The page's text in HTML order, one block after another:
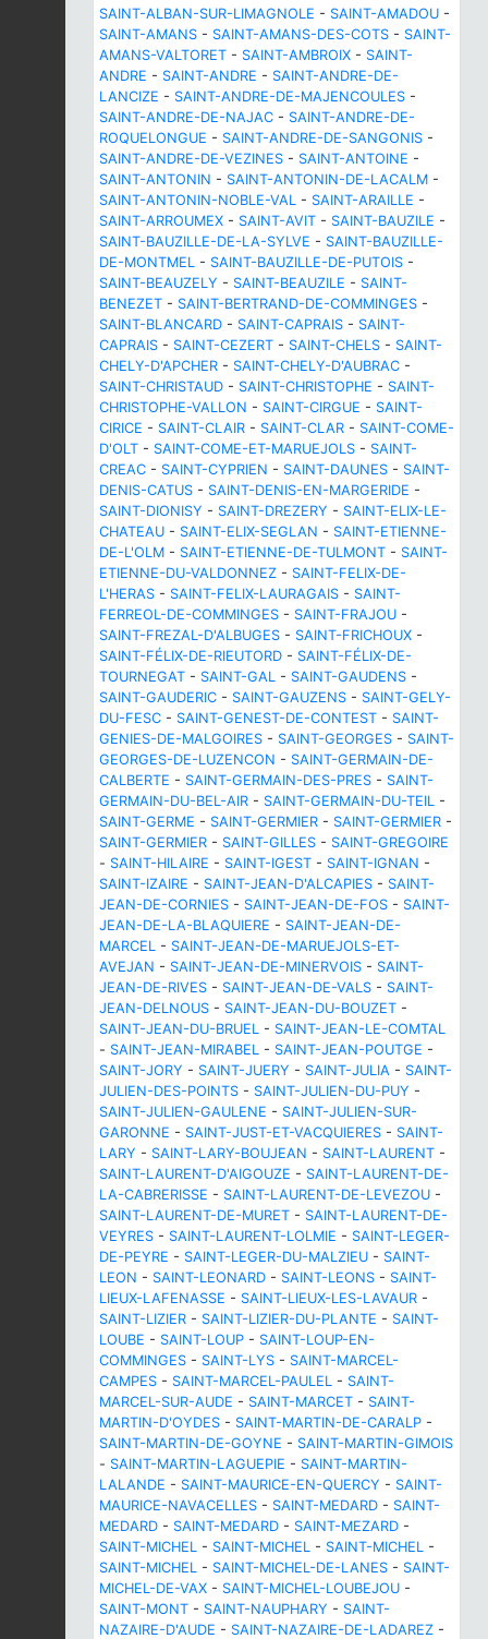
SAINT-ALBAN-SUR-LIMAGNOLE - SAINT-AMADOU -
SAINT-AMANS - SAINT-AMANS-DES-COTS - SAINT-
AMANS-VALTORET - SAINT-AMBROIX - SAINT-
ANDRE - SAINT-ANDRE - SAINT-ANDRE-DE-
LANCIZE - SAINT-ANDRE-DE-MAJENCOULES -
SAINT-ANDRE-DE-NAJAC - SAINT-ANDRE-DE-
ROQUELONGUE - SAINT-ANDRE-DE-SANGONIS -
SAINT-ANDRE-DE-VEZINES - SAINT-ANTOINE -
SAINT-ANTONIN - SAINT-ANTONIN-DE-LACALM -
SAINT-ANTONIN-NOBLE-VAL - SAINT-ARAILLE -
SAINT-ARROUMEX - SAINT-AVIT - SAINT-BAUZILE -
SAINT-BAUZILLE-DE-LA-SYLVE - SAINT-BAUZILLE-
DE-MONTMEL - SAINT-BAUZILLE-DE-PUTOIS -
SAINT-BEAUZELY - SAINT-BEAUZILE - SAINT-
BENEZET - SAINT-BERTRAND-DE-COMMINGES -
SAINT-BLANCARD - SAINT-CAPRAIS - SAINT-
CAPRAIS - SAINT-CEZERT - SAINT-CHELS - SAINT-
CHELY-D'APCHER - SAINT-CHELY-D'AUBRAC -
SAINT-CHRISTAUD - SAINT-CHRISTOPHE - SAINT-
CHRISTOPHE-VALLON - SAINT-CIRGUE - SAINT-
CIRICE - SAINT-CLAIR - SAINT-CLAR - SAINT-COME-
D'OLT - SAINT-COME-ET-MARUEJOLS - SAINT-
CREAC - SAINT-CYPRIEN - SAINT-DAUNES - SAINT-
DENIS-CATUS - SAINT-DENIS-EN-MARGERIDE -
SAINT-DIONISY - SAINT-DREZERY - SAINT-ELIX-LE-
CHATEAU - SAINT-ELIX-SEGLAN - SAINT-ETIENNE-
DE-L'OLM - SAINT-ETIENNE-DE-TULMONT - SAINT-
ETIENNE-DU-VALDONNEZ - SAINT-FELIX-DE-
L'HERAS - SAINT-FELIX-LAURAGAIS - SAINT-
FERREOL-DE-COMMINGES - SAINT-FRAJOU -
SAINT-FREZAL-D'ALBUGES - SAINT-FRICHOUX -
SAINT-FÉLIX-DE-RIEUTORD - SAINT-FÉLIX-DE-
TOURNEGAT - SAINT-GAL - SAINT-GAUDENS -
SAINT-GAUDERIC - SAINT-GAUZENS - SAINT-GELY-
DU-FESC - SAINT-GENEST-DE-CONTEST - SAINT-
GENIES-DE-MALGOIRES - SAINT-GEORGES - SAINT-
GEORGES-DE-LUZENCON - SAINT-GERMAIN-DE-
CALBERTE - SAINT-GERMAIN-DES-PRES - SAINT-
GERMAIN-DU-BEL-AIR - SAINT-GERMAIN-DU-TEIL -
SAINT-GERME - SAINT-GERMIER - SAINT-GERMIER -
SAINT-GERMIER - SAINT-GILLES - SAINT-GREGOIRE
- SAINT-HILAIRE - SAINT-IGEST - SAINT-IGNAN -
SAINT-IZAIRE - SAINT-JEAN-D'ALCAPIES - SAINT-
JEAN-DE-CORNIES - SAINT-JEAN-DE-FOS - SAINT-
JEAN-DE-LA-BLAQUIERE - SAINT-JEAN-DE-
MARCEL - SAINT-JEAN-DE-MARUEJOLS-ET-
AVEJAN - SAINT-JEAN-DE-MINERVOIS - SAINT-
JEAN-DE-RIVES - SAINT-JEAN-DE-VALS - SAINT-
JEAN-DELNOUS - SAINT-JEAN-DU-BOUZET -
SAINT-JEAN-DU-BRUEL - SAINT-JEAN-LE-COMTAL
- SAINT-JEAN-MIRABEL - SAINT-JEAN-POUTGE -
SAINT-JORY - SAINT-JUERY - SAINT-JULIA - SAINT-
JULIEN-DES-POINTS - SAINT-JULIEN-DU-PUY -
SAINT-JULIEN-GAULENE - SAINT-JULIEN-SUR-
GARONNE - SAINT-JUST-ET-VACQUIERES - SAINT-
LARY - SAINT-LARY-BOUJEAN - SAINT-LAURENT -
SAINT-LAURENT-D'AIGOUZE - SAINT-LAURENT-DE-
LA-CABRERISSE - SAINT-LAURENT-DE-LEVEZOU -
SAINT-LAURENT-DE-MURET - SAINT-LAURENT-DE-
VEYRES - SAINT-LAURENT-LOLMIE - SAINT-LEGER-
DE-PEYRE - SAINT-LEGER-DU-MALZIEU - SAINT-
LEON - SAINT-LEONARD - SAINT-LEONS - SAINT-
LIEUX-LAFENASSE - SAINT-LIEUX-LES-LAVAUR -
SAINT-LIZIER - SAINT-LIZIER-DU-PLANTE - SAINT-
LOUBE - SAINT-LOUP - SAINT-LOUP-EN-
COMMINGES - SAINT-LYS - SAINT-MARCEL-
CAMPES - SAINT-MARCEL-PAULEL - SAINT-
MARCEL-SUR-AUDE - SAINT-MARCET - SAINT-
MARTIN-D'OYDES - SAINT-MARTIN-DE-CARALP -
SAINT-MARTIN-DE-GOYNE - SAINT-MARTIN-GIMOIS
- SAINT-MARTIN-LAGUEPIE - SAINT-MARTIN-
LALANDE - SAINT-MAURICE-EN-QUERCY - SAINT-
MAURICE-NAVACELLES - SAINT-MEDARD - SAINT-
MEDARD - SAINT-MEDARD - SAINT-MEZARD -
SAINT-MICHEL - SAINT-MICHEL - SAINT-MICHEL -
SAINT-MICHEL - SAINT-MICHEL-DE-LANES - SAINT-
MICHEL-DE-VAX - SAINT-MICHEL-LOUBEJOU -
SAINT-MONT - SAINT-NAUPHARY - SAINT-
NAZAIRE-D'AUDE - SAINT-NAZAIRE-DE-LADAREZ -